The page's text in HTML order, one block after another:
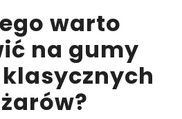
warto
na gumy